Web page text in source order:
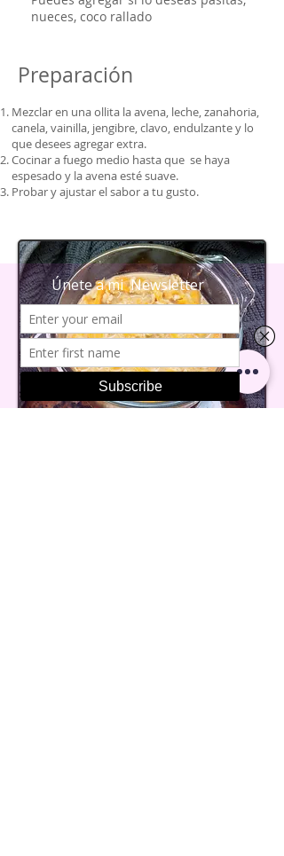
nueces, coco rallado
Preparación
Mezclar en una ollita la avena, leche, zanahoria,
canela, vainilla, jengibre, clavo, endulzante y lo
que desees agregar extra.
Cocinar a fuego medio hasta que se haya
espesado y la avena esté suave.
Probar y ajustar el sabor a tu gusto.